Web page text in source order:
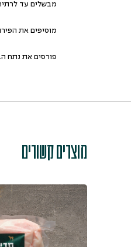
מבשלים עד
מוסיפים את
פורסים את נתח
מוצרים קשורים